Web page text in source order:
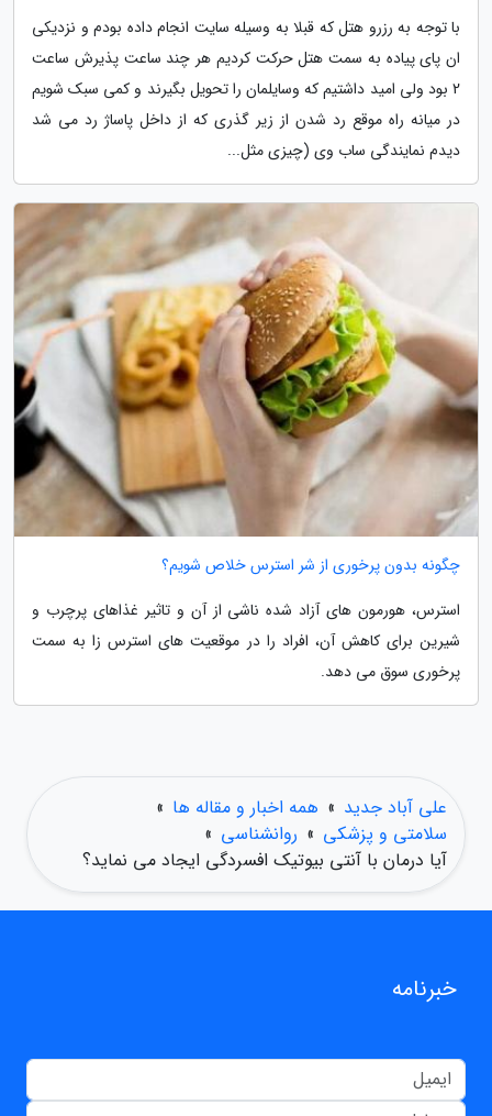
با توجه به رزرو هتل که قبلا به وسیله سایت انجام داده بودم و نزدیکی
ان پای پیاده به سمت هتل حرکت کردیم هر چند ساعت پذیرش ساعت
2 بود ولی امید داشتیم که وسایلمان را تحویل بگیرند و کمی سبک شویم
در میانه راه موقع رد شدن از زیر گذری که از داخل پاساژ رد می شد
دیدم نمایندگی ساب وی (چیزی مثل...
چگونه بدون پرخوری از شر استرس خلاص شویم؟
استرس، هورمون های آزاد شده ناشی از آن و تاثیر غذاهای پرچرب و
شیرین برای کاهش آن، افراد را در موقعیت های استرس زا به سمت
پرخوری سوق می دهد.
علی آباد جدید » همه اخبار و مقاله ها »
سلامتی و پزشکی » روانشناسی »
آیا درمان با آنتی بیوتیک افسردگی ایجاد می نماید؟
خبرنامه